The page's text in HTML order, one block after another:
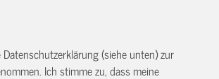
Datenschutzerklärung (siehe unten) zur
Ich stimme zu, dass meine